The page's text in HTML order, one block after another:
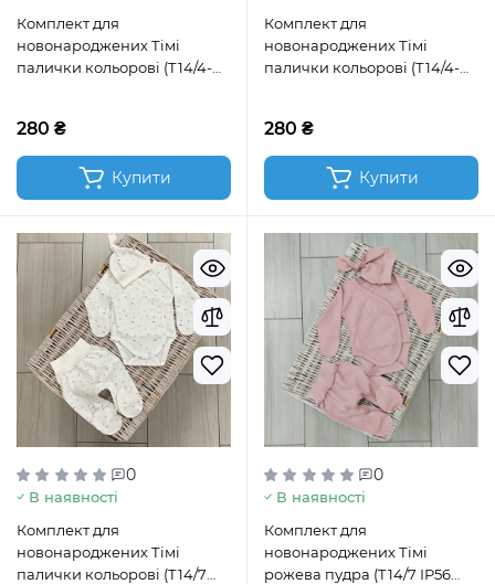
Комплект для
новонароджених Тімі
палички кольорові (Т14/4-
280 ₴
Купити
Комплект для
новонароджених Тімі
палички кольорові (Т14/4-
280 ₴
Купити
0
В наявності
Комплект для
новонароджених Тімі
палички кольорові (Т14/7
0
В наявності
Комплект для
новонароджених Тімі
рожева пудра (Т14/7 ІР56